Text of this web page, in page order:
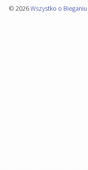
© 2026Wszystko o Bieganiu